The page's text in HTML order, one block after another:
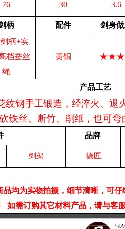
76 30 3.6
柄 配件 剑身
柄+实
档蚕丝
绳
黄铜
产品工艺
纹钢手工锻造，经淬火、退
铁丝、断竹、削纸，也可
品牌
剑架 德匠
品均为实物拍摄，细节清晰，可
如需订购其它材料产品，请与客